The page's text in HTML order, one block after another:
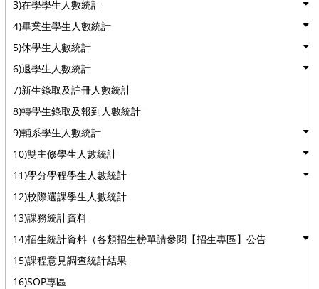
3)在學學生人數統計
4)畢業生學生人數統計
5)休學生人數統計
6)退學生人數統計
7)新生錄取及註冊人數統計
8)轉學生錄取及報到人數統計
9)輔系學生人數統計
10)雙主修學生人數統計
11)學分學程學生人數統計
12)校際選課學生人數統計
13)課務統計資料
14)招生統計資料（各類招生榜單請參閱【招生專區】公告
15)課程意見調查統計結果
16)SOP專區